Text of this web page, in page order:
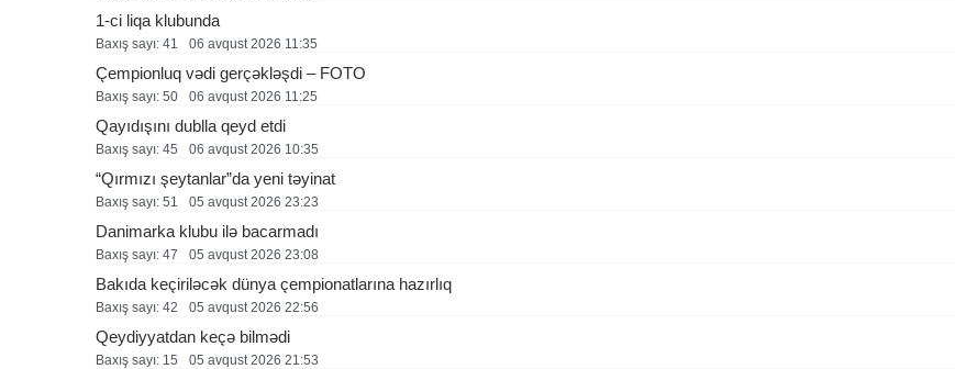
1-ci liqa klubunda
Baxış sayı: 41 06 avqust 2026 11:35
Çempionluq vədi gerçəkləşdi – FOTO
Baxış sayı: 50 06 avqust 2026 11:25
Qayıdışını dublla qeyd etdi
Baxış sayı: 45 06 avqust 2026 10:35
“Qırmızı şeytanlar”da yeni təyinat
Baxış sayı: 51 05 avqust 2026 23:23
Danimarka klubu ilə bacarmadı
Baxış sayı: 47 05 avqust 2026 23:08
Bakıda keçiriləcək dünya çempionatlarına hazırlıq
Baxış sayı: 42 05 avqust 2026 22:56
Qeydiyyatdan keçə bilmədi
Baxış sayı: 15 05 avqust 2026 21:53